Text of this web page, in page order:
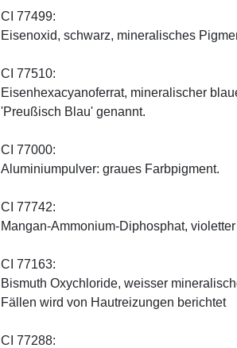
CI 77499:
Eisenoxid, schwarz, mineralisches
CI 77510:
Eisenhexacyanoferrat, mineralischer
'Preußisch Blau' genannt.
CI 77000:
Aluminiumpulver: graues Farbpigment.
CI 77742:
Mangan-Ammonium-Diphosphat,
CI 77163:
Bismuth Oxychloride, weisser
Fällen wird von Hautreizungen berichtet
CI 77288: